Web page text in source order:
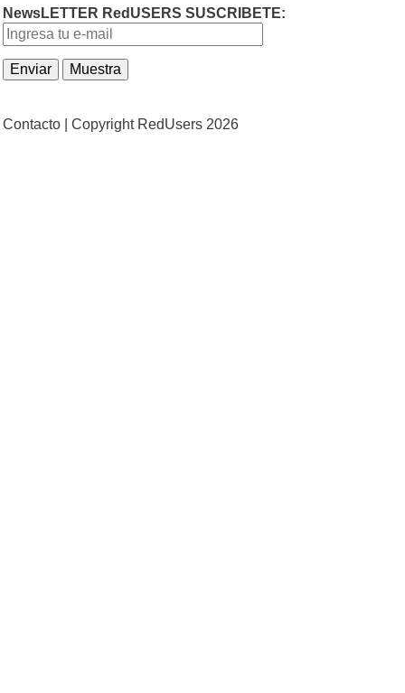
NewsLETTER RedUSERS SUSCRIBETE:
Contacto | Copyright RedUsers 2026